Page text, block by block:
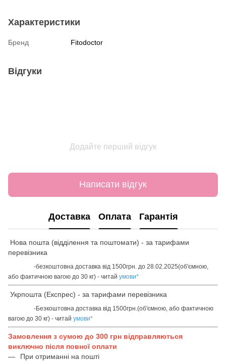
Характеристики
Бренд Fitodoctor
Відгуки
Додайте перший відгук
Написати відгук
Доставка Оплата Гарантія
Нова пошта (відділення та поштомати) - за тарифами
перевізника
-безкоштовна доставка від 1500грн. до 28.02.2025(об'ємною,
або фактичною вагою до 30 кг) - читай умови*
Укрпошта (Експрес) - за тарифами перевізника
-Безкоштовна доставка від 1500грн.(об'ємною, або фактичною
вагою до 30 кг) - читай умови*
Замовлення з сумою до 300 грн відправляються
виключно після повної оплати
При отриманні на пошті